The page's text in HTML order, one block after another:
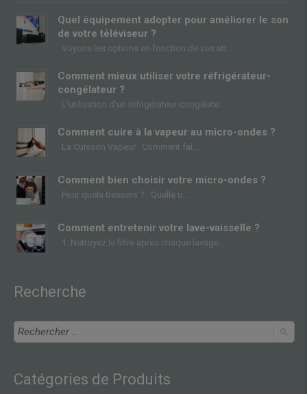
Quel équipement adopter pour améliorer le son
de votre téléviseur ?
Voyons les options en fonction de vos att
Comment mieux utiliser votre réfrigérateur-
congélateur ?
L'utilisation d'un réfrigérateur-congélate
Comment cuire à la vapeur au micro-ondes ?
La Cuisson Vapeur Comment fai
Comment bien choisir votre micro-ondes ?
Pour quels besoins ? Quelle u
Comment entretenir votre lave-vaisselle ?
1. Nettoyez le filtre après chaque lavage
Recherche
Catégories de Produits